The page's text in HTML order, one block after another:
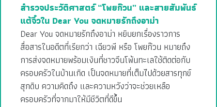
สำรวจประวัติศาสตร์ “โพยก๊วน” และสายสัมพันธ์
แต้จิ๋วใน Dear You จดหมายรักถึงอาม่า
Dear You จดหมายรักถึงอาม่า หยิบยกเรื่องราวการ
สื่อสารในอดีตที่เรียกว่า เฉียวพี หรือ โพยก๊วน หมายถึง
การส่งจดหมายพร้อมเงินที่ชาวจีนโพ้นทะเลใช้ติดต่อกับ
ครอบครัวในบ้านเกิด เป็นจดหมายที่เต็มไปด้วยสารทุกข์
สุกดิบ ความคิดถึง และความหวังว่าจะช่วยเหลือ
ครอบครัวที่จากมาให้มีชีวิตที่ดีขึ้น